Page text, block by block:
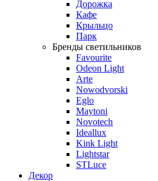
Дорожка
Кафе
Крыльцо
Парк
Бренды светильников
Favourite
Odeon Light
Arte
Nowodvorski
Eglo
Maytoni
Novotech
Ideallux
Kink Light
Lightstar
STLuce
Декор